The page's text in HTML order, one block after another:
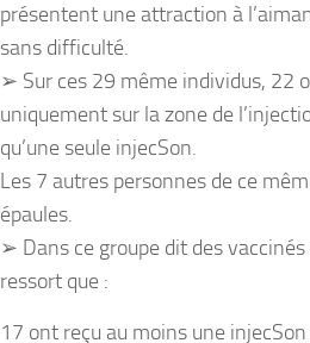
présentent une attraction à
sans difficulté.
➢ Sur ces 29 même individus, 22
uniquement sur la zone de
qu’une seule injecSon.
Les 7 autres personnes de ce
épaules.
➢ Dans ce groupe dit des
ressort que :
17 ont reçu au moins une